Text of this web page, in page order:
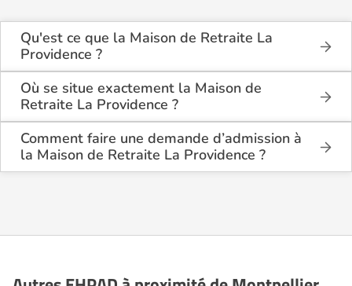
Qu'est ce que la Maison de Retraite La
Providence ?
La Maison de Retraite La Providence est une maison
de retraite médicalisée de type hébergement
permanent, hébergement temporaire , située à
Montpellier (34000).
Où se situe exactement la Maison de
Retraite La Providence ?
La Maison de Retraite La Providence est située 14
Rue De La Providence à Montpellier (34000), dans
l'Hérault (34).
Comment faire une demande d’admission à
la Maison de Retraite La Providence ?
La demande s’effectue directement via le formulaire
les coûts et les démarches administratives